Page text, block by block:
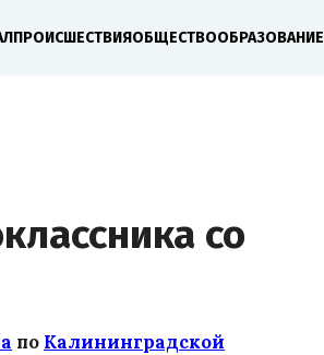
ПРОИСШЕСТВИЯОБЩЕСТВООБРАЗОВАНИЕ
со
по Калининградской